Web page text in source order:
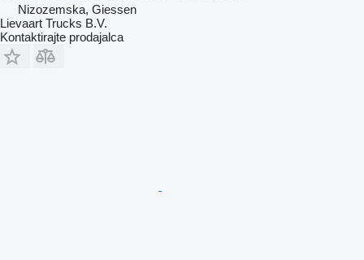
Nizozemska, Giessen
Lievaart Trucks B.V.
Kontaktirajte prodajalca